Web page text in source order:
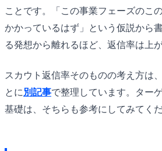
ことです。「この事業フェーズのこ
かかっているはず」という仮説から
る発想から離れるほど、返信率は上
スカウト返信率そのものの考え方は
とに 別記事で整理しています。ター
基礎は、そちらも参考にしてみてくだ